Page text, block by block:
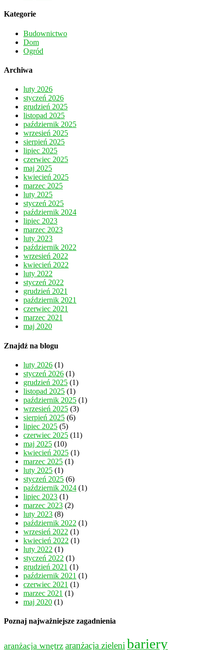
Kategorie
Budownictwo
Dom
Ogród
Archiwa
luty 2026
styczeń 2026
grudzień 2025
listopad 2025
październik 2025
wrzesień 2025
sierpień 2025
lipiec 2025
czerwiec 2025
maj 2025
kwiecień 2025
marzec 2025
luty 2025
styczeń 2025
październik 2024
lipiec 2023
marzec 2023
luty 2023
październik 2022
wrzesień 2022
kwiecień 2022
luty 2022
styczeń 2022
grudzień 2021
październik 2021
czerwiec 2021
marzec 2021
maj 2020
Znajdź na blogu
luty 2026 (1)
styczeń 2026 (1)
grudzień 2025 (1)
listopad 2025 (1)
październik 2025 (1)
wrzesień 2025 (3)
sierpień 2025 (6)
lipiec 2025 (5)
czerwiec 2025 (11)
maj 2025 (10)
kwiecień 2025 (1)
marzec 2025 (1)
luty 2025 (1)
styczeń 2025 (6)
październik 2024 (1)
lipiec 2023 (1)
marzec 2023 (2)
luty 2023 (8)
październik 2022 (1)
wrzesień 2022 (1)
kwiecień 2022 (1)
luty 2022 (1)
styczeń 2022 (1)
grudzień 2021 (1)
październik 2021 (1)
czerwiec 2021 (1)
marzec 2021 (1)
maj 2020 (1)
Poznaj najważniejsze zagadnienia
aranżacja wnętrz aranżacja zieleni bariery